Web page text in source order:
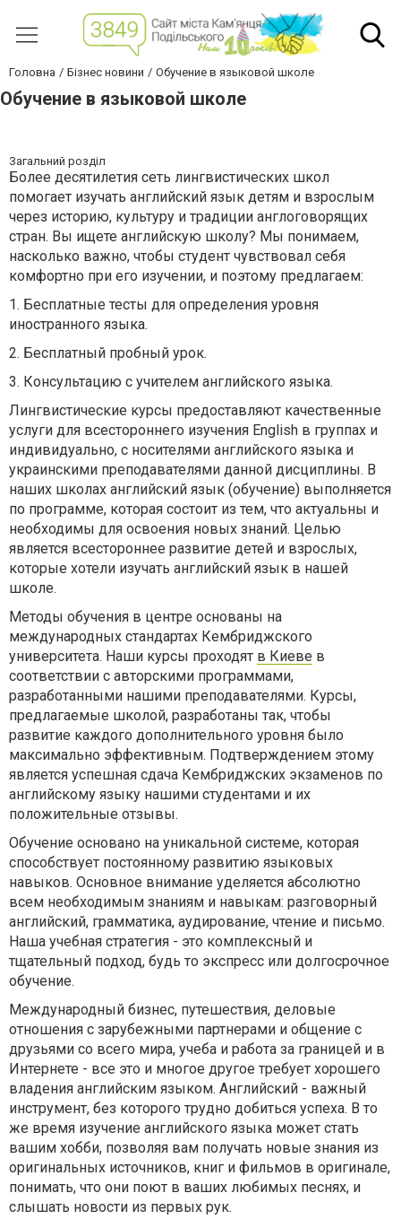
Головна Бізнес новини Обучение в языковой школе
Обучение в языковой школе
Загальний розділ
Более десятилетия сеть лингвистических школ
помогает изучать английский язык детям и взрослым
через историю, культуру и традиции англоговорящих
стран. Вы ищете английскую школу? Мы понимаем,
насколько важно, чтобы студент чувствовал себя
комфортно при его изучении, и поэтому предлагаем:
1. Бесплатные тесты для определения уровня
иностранного языка.
2. Бесплатный пробный урок.
3. Консультацию с учителем английского языка.
Лингвистические курсы предоставляют качественные
услуги для всестороннего изучения English в группах и
индивидуально, с носителями английского языка и
украинскими преподавателями данной дисциплины. В
наших школах английский язык (обучение) выполняется
по программе, которая состоит из тем, что актуальны и
необходимы для освоения новых знаний. Целью
является всестороннее развитие детей и взрослых,
которые хотели изучать английский язык в нашей
школе.
Методы обучения в центре основаны на
международных стандартах Кембриджского
университета. Наши курсы проходят в Киеве в
соответствии с авторскими программами,
разработанными нашими преподавателями. Курсы,
предлагаемые школой, разработаны так, чтобы
развитие каждого дополнительного уровня было
максимально эффективным. Подтверждением этому
является успешная сдача Кембриджских экзаменов по
английскому языку нашими студентами и их
положительные отзывы.
Обучение основано на уникальной системе, которая
способствует постоянному развитию языковых
навыков. Основное внимание уделяется абсолютно
всем необходимым знаниям и навыкам: разговорный
английский, грамматика, аудирование, чтение и письмо.
Наша учебная стратегия - это комплексный и
тщательный подход, будь то экспресс или долгосрочное
обучение.
Международный бизнес, путешествия, деловые
отношения с зарубежными партнерами и общение с
друзьями со всего мира, учеба и работа за границей и в
Интернете - все это и многое другое требует хорошего
владения английским языком. Английский - важный
инструмент, без которого трудно добиться успеха. В то
же время изучение английского языка может стать
вашим хобби, позволяя вам получать новые знания из
оригинальных источников, книг и фильмов в оригинале,
понимать, что они поют в ваших любимых песнях, и
слышать новости из первых рук.